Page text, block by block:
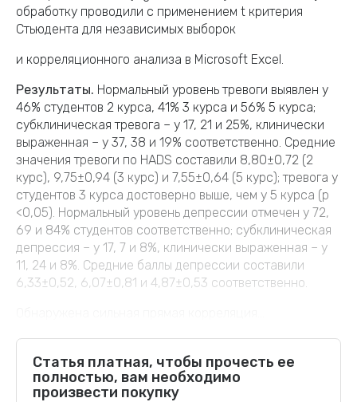
обработку проводили с применением t критерия
Стьюдента для независимых выборок
и корреляционного анализа в Microsoft Excel.
Результаты. Нормальный уровень тревоги выявлен у
46% студентов 2 курса, 41% 3 курса и 56% 5 курса;
субклиническая тревога – у 17, 21 и 25%, клинически
выраженная – у 37, 38 и 19% соответственно. Средние
значения тревоги по HADS составили 8,80±0,72 (2
курс), 9,75±0,94 (3 курс) и 7,55±0,64 (5 курс); тревога у
студентов 3 курса достоверно выше, чем у 5 курса (p
<0,05). Нормальный уровень депрессии отмечен у 72,
69 и 84% студентов соответственно; субклиническая
депрессия – у 17, 7 и 8%, клинически выраженная – у
11, 24 и 8%. Средние баллы депрессии составили
6,33±0,52, 6,07±0,81 и 4,87±0,53 соответственно.
Статья платная, чтобы прочесть ее
полностью, вам необходимо
произвести покупку